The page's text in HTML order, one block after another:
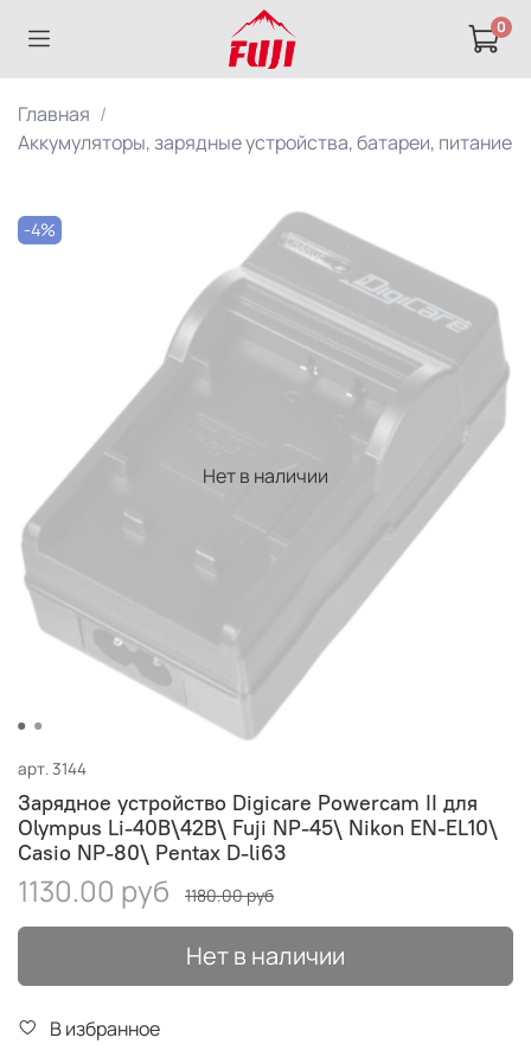
0
Главная
Аккумуляторы, зарядные устройства, батареи, питание
Нет в наличии
-4%
арт.3144
Зарядное устройство Digicare Powercam II для
Olympus Li-40B\42B\ Fuji NP-45\ Nikon EN-EL10\
Casio NP-80\ Pentax D-li63
1130.00 руб 1180.00 руб
Нет в наличии
В избранное